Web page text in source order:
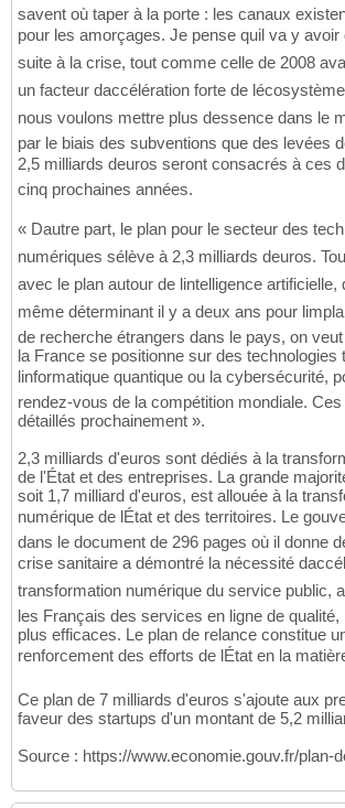
savent où taper à la porte : les canaux
pour les amorçages. Je pense quil va y
suite à la crise, tout comme celle de 2008 avait
un facteur daccélération forte de
nous voulons mettre plus dessence dans le
par le biais des subventions que des levées
2,5 milliards deuros seront consacrés à ces
cinq prochaines années.
« Dautre part, le plan pour le secteur des
numériques sélève à 2,3 milliards deuros.
avec le plan autour de lintelligence artificielle,
même déterminant il y a deux ans pour
de recherche étrangers dans le pays, on
la France se positionne sur des technologies
linformatique quantique ou la cybersécurité,
rendez-vous de la compétition mondiale.
détaillés prochainement ».
2,3 milliards d'euros sont dédiés à la
de l'État et des entreprises. La grande
soit 1,7 milliard d'euros, est allouée à la
numérique de lÉtat et des territoires. Le
dans le document de 296 pages où il donne
crise sanitaire a démontré la nécessité
transformation numérique du service public,
les Français des services en ligne de
plus efficaces. Le plan de relance constitue
renforcement des efforts de lÉtat en la
Ce plan de 7 milliards d'euros s'ajoute aux
faveur des startups d'un montant de 5,2
Source : https://www.economie.gouv.fr/plan-